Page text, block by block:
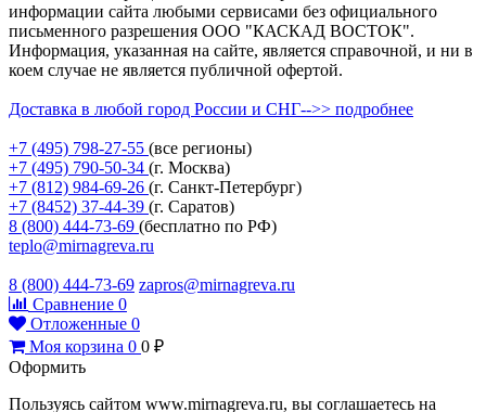
информации сайта любыми сервисами без официального
письменного разрешения ООО "КАСКАД ВОСТОК".
Информация, указанная на сайте, является справочной, и ни в
коем случае не является публичной офертой.
Доставка в любой город России и СНГ-->> подробнее
+7 (495) 798-27-55 (все регионы)
+7 (495) 790-50-34 (г. Москва)
+7 (812) 984-69-26 (г. Санкт-Петербург)
+7 (8452) 37-44-39 (г. Саратов)
8 (800) 444-73-69 (бесплатно по РФ)
teplo@mirnagreva.ru
8 (800) 444-73-69 zapros@mirnagreva.ru
Сравнение 0
Отложенные 0
Моя корзина 0 0 ₽
Оформить
Пользуясь сайтом www.mirnagreva.ru, вы соглашаетесь на